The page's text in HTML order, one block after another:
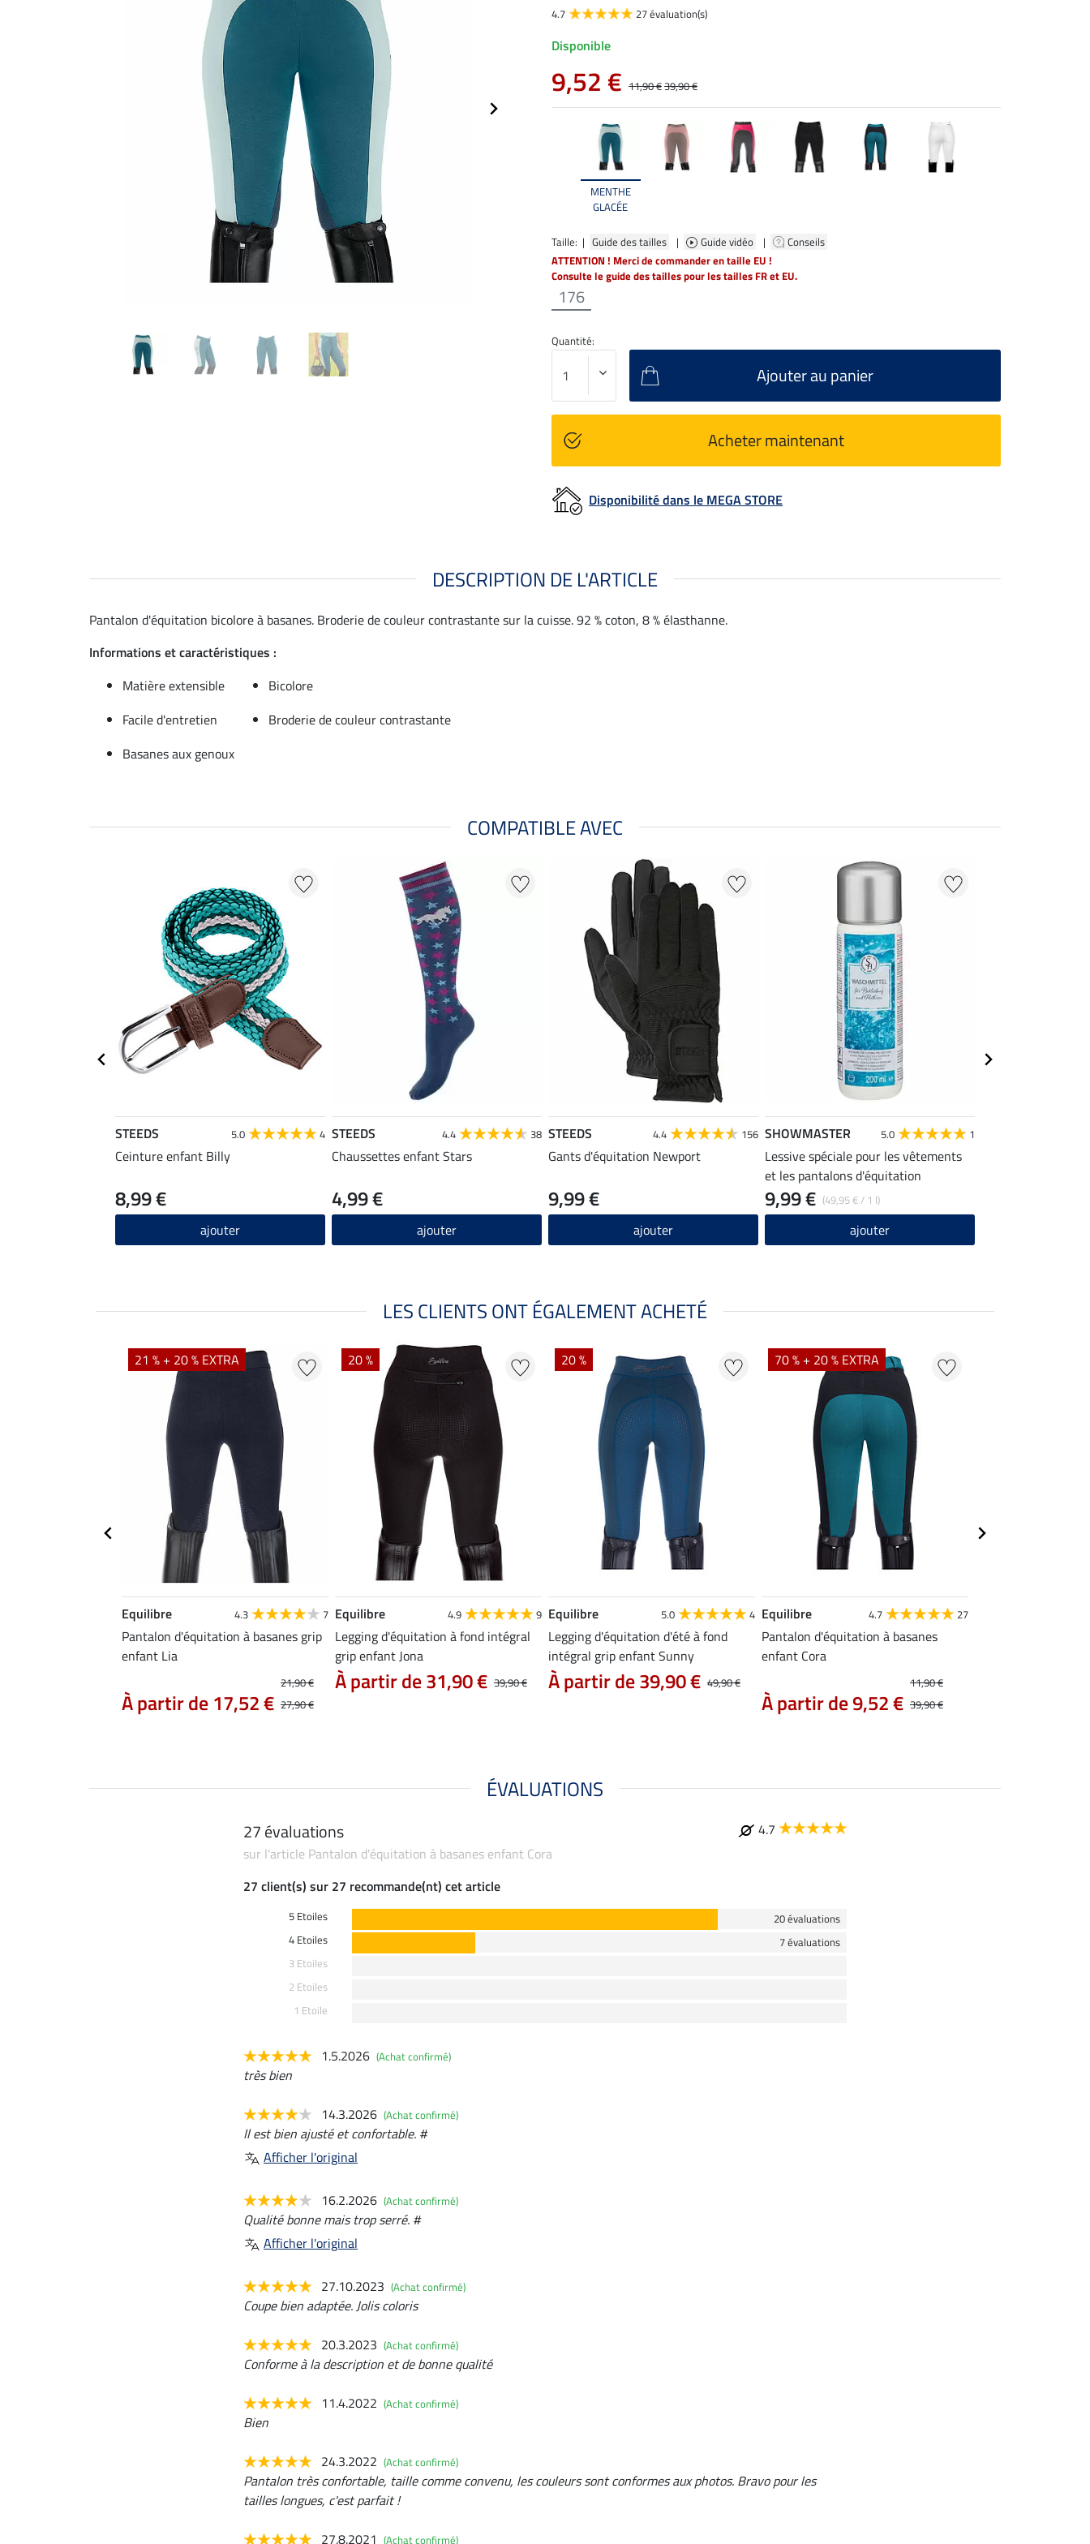
MENTHE
GLACÉE
Taille: | Guide des tailles | Guide vidéo |
Conseils
ATTENTION ! Merci de commander en taille EU !
Consulte le guide des tailles pour les tailles FR et EU.
176
4.7
27 évaluation(s)
Disponible
9,52 € 11,90 €39,90 €
Quantité:
Ajouter au panier
Acheter maintenant
Disponibilité dans le MEGA STORE
DESCRIPTION DE L'ARTICLE
Pantalon d'équitation bicolore à basanes. Broderie de couleur contrastante sur la cuisse. 92 % coton, 8 % élasthanne.
Informations et caractéristiques :
Matière extensible
Bicolore
Facile d'entretien
Broderie de couleur contrastante
Basanes aux genoux
COMPATIBLE AVEC
STEEDS 5.0 4
Ceinture enfant Billy
8,99 €
ajouter
STEEDS 4.4 38
Chaussettes enfant Stars
4,99 €
ajouter
STEEDS 4.4 156
Gants d'équitation Newport
9,99 €
ajouter
SHOWMASTER 5.0 1
Lessive spéciale pour les vêtements
et les pantalons d'équitation
(49,95 € / 1 l)
9,99 €
ajouter
LES CLIENTS ONT ÉGALEMENT ACHETÉ
21 % + 20 % EXTRA
Equilibre 4.3 7
Pantalon d'équitation à basanes grip
enfant Lia
21,90 €
27,90 €
À partir de 17,52 €
20 %
Equilibre 4.9 9
Legging d'équitation à fond intégral
grip enfant Jona
39,90 €
À partir de 31,90 €
20 %
Equilibre 5.0 4
Legging d'équitation d'été à fond
intégral grip enfant Sunny
49,90 €
À partir de 39,90 €
70 % + 20 % EXTRA
Equilibre 4.7 27
Pantalon d'équitation à basanes
enfant Cora
11,90 €
39,90 €
À partir de 9,52 €
ÉVALUATIONS
27 évaluations
4.7
sur l'article Pantalon d'équitation à basanes enfant Cora
27 client(s) sur 27 recommande(nt) cet article
5 Etoiles
20 évaluations
4 Etoiles
7 évaluations
3 Etoiles
2 Etoiles
1 Etoile
1.5.2026 (Achat confirmé)
très bien
14.3.2026 (Achat confirmé)
Il est bien ajusté et confortable. #
Afficher l'original
16.2.2026 (Achat confirmé)
Qualité bonne mais trop serré. #
Afficher l'original
27.10.2023 (Achat confirmé)
Coupe bien adaptée. Jolis coloris
20.3.2023 (Achat confirmé)
Conforme à la description et de bonne qualité
11.4.2022 (Achat confirmé)
Bien
24.3.2022 (Achat confirmé)
Pantalon très confortable, taille comme convenu, les couleurs sont conformes aux photos. Bravo pour les
tailles longues, c'est parfait !
27.8.2021 (Achat confirmé)